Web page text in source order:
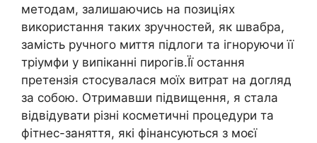
методам, залишаючись на позиціях
використання таких зручностей, як швабра,
замість ручного миття підлоги та ігноруючи її
тріумфи у випіканні пирогів.Її остання
претензія стосувалася моїх витрат на догляд
за собою. Отримавши підвищення, я стала
відвідувати різні косметичні процедури та
фітнес-заняття, які фінансуються з моєї